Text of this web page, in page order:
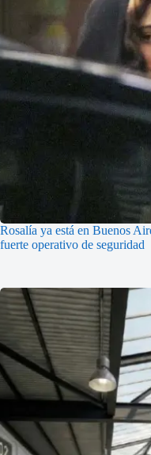
Rosalía ya está en Buenos
fuerte operativo de seguridad